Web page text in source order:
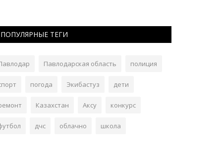
ПОПУЛЯРНЫЕ ТЕГИ
Павлодарская область полиция
погода Экибастуз дети
Казахстан Аксу конкурс
дчс облачно школа